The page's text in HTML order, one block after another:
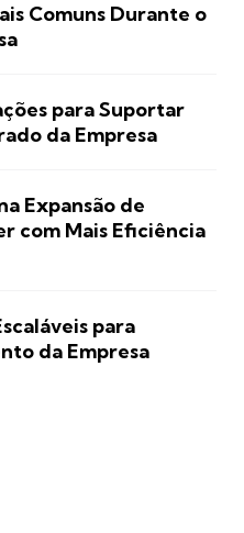
Comuns Durante o
para Suportar
da Empresa
Expansão de
com Mais Eficiência
para
da Empresa